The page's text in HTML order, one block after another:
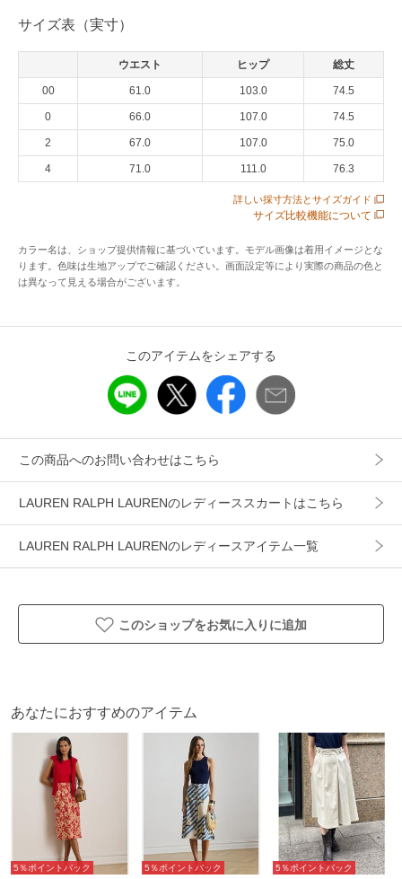
・モデル身長178cm、着用サイズ4
※注意：柄の配置は、商品によって異なります。
アイテム情報
性別タイプ レディース
カテゴリ スカート
可
サイズ表（実寸）
ウエスト ヒップ 総丈
00 61.0 103.0 74.5
0 66.0 107.0 74.5
2 67.0 107.0 75.0
4 71.0 111.0 76.3
詳しい採寸方法とサイズガイド
サイズ比較機能について
カラー名は、ショップ提供情報に基づいています。モデル画像は着用イメージとな
ります。色味は生地アップでご確認ください。画面設定等により実際の商品の色と
は異なって見える場合がございます。
このアイテムをシェアする
この商品へのお問い合わせはこちら
LAUREN RALPH LAURENのレディーススカートはこちら
LAUREN RALPH LAURENのレディースアイテム一覧
このショップをお気に入りに追加
あなたにおすすめのアイテム
5％ポイントバック 5％ポイントバック 5％ポイントバック